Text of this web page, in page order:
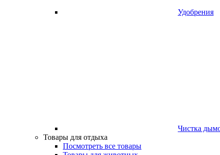
Удобрения
Чистка
Товары для отдыха
Посмотреть все товары